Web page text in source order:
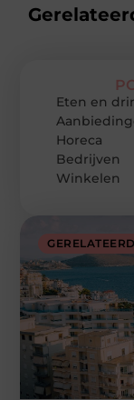
Eten en
Horeca
Bedrijven
Winkelen